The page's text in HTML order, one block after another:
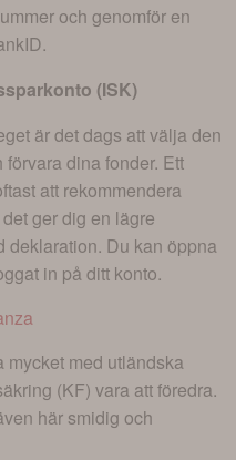
och genomför en
(ISK)
är det dags att välja den
dina fonder. Ett
att rekommendera
ger dig en lägre
deklaration. Du kan öppna
in på ditt konto.
mycket med utländska
(KF) vara att föredra.
här smidig och